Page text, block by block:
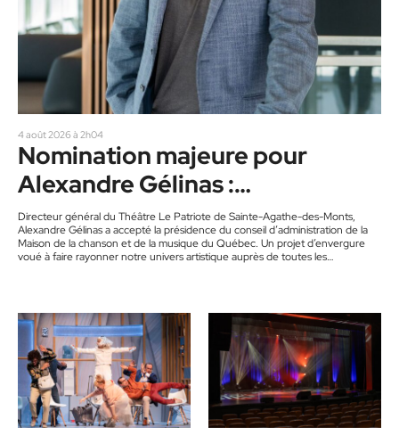
4 août 2026 à 2h04
Nomination majeure pour
Alexandre Gélinas :
le directeur du Patriote devient
président de la Maison de la
chanson du Québec
Directeur général du Théâtre Le Patriote de Sainte-Agathe-des-Monts,
Alexandre Gélinas a accepté la présidence du conseil d’administration de la
Maison de la chanson et de la musique du Québec. Un projet d’envergure
voué à faire rayonner notre univers artistique auprès de toutes les